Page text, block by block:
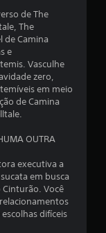
é
d
i
a
e
3
.
9
de The
The
de Camina
e
Vasculhe
zero,
em meio
de Camina
OUTRA
executiva a
em busca
Você
difíceis